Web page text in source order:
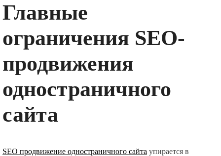
Главные
ограничения SEO-
продвижения
одностраничного
сайта
SEO продвижение одностраничного сайта упирается в